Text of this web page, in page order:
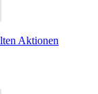
Aktionen